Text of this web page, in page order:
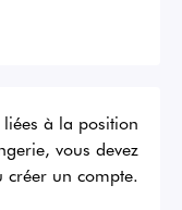
à la position
vous devez
créer un compte.